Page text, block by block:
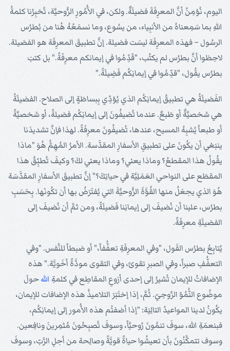
اليوم، نُؤمِنُ أنَّ المعرِفَةَ فضيلَةٌ. ولكن، في الأُمُورِ الرُّوحيَّة، تُخبِرُنا كلمةُ
اللهِ بما سَمِعناهُ من الأنبِياء، من يسُوع، وما نسمَعُهُ هُنا من بُطرُس
الرسُول – فهذه المعرِفَة ليسَت فضيلة. إنَّ تطبيقَ المعرِفَة هو الفضيلة.
لاحِظوا أنَّ بطرُس لم يكتُب، "قَدِّمُوا في إيمانكم معرِفَةً." بل كتبَ
بطرُس يقُول، "قدِّمُوا في إيمانِكُم فَضِيلَةً."
الفَضيلَةُ هي تطبيقُ إيمانِكُم الذي يُؤدِّي بِبساطَةٍ إلى الصلاح. الفضيلَةُ
هي شخصيَّةٌ أو طَبعٌ. عندما تُضيفُونَ إلى إيمانِكُم فضيلةً، أو شخصيَّةً
أو طبعاً يُشبِهُ المسيح، عندها، تُضيفُونَ معرِفَةً. لهذا فإنَّ تشديدَنا
ينبَغي أن يكُونَ على تطبيقِ الأسفارِ المقدَّسة. الأمرُ المُهِمُّ هُوَ "ماذا
يقُولُ هذا المقطعُ؟ وماذا يعني؟ وماذا يعني لكَ؟ وكيفَ تُطبِّقُ هذا
المقطَع على النواحي العَمَلِيَّة في حياتِكَ؟" إنَّ تطبيقَ الأسفارِ المقدَّسَة
هُوَ الذي يجعَلُ منها القُوَّةَ الرُّوحيَّةَ التي يُفتَرَضُ بها أن تكُونَها. بِحَسَبِ
بطرُس، علينا أن نُضيفَ إلى إيمانِنا فَضيلَةً، ومن ثمَّ أن نُضيفَ إلى
الفضيلَةِ معرِفَةً.
يُتابِعُ بطرُس القَول، "وفي المعرِفَةِ تعفُّفاً،" أو ضبطاً للنَّفس. "وفي
التعفُّفِ صبراً، وفي الصبرِ تقوىً، وفي التقوى مودَّةً أخَويَّة." هذه
الإضافاتُ للإيمان تُشيرُ إلى إحدى أرَوعِ المقاطِع في كلمةِ اللهحولَ
موضُوع النُّمُوّ الرَّوحِيّ. ثُمَّ، إذا إختَبَرَ التلاميذُ هذه الإضافات للإيمان،
يكُونُ لدينا المواعيدُ التالِيَة: "إذا أضفتُم هذه الأُمور إلى إيمانِكُم،
فبنعمَةِ الله، سوفَ تنمُونَ رُوحيَّاً، وسوفَ تُصبِحُونَ مُثمِرينَ ونافِعين.
وسوف تتمكَّنُونَ بأن تعيشُوا حياةً قويَّةً وصالِحة من أجلِ الرَّبّ، وسوفَ